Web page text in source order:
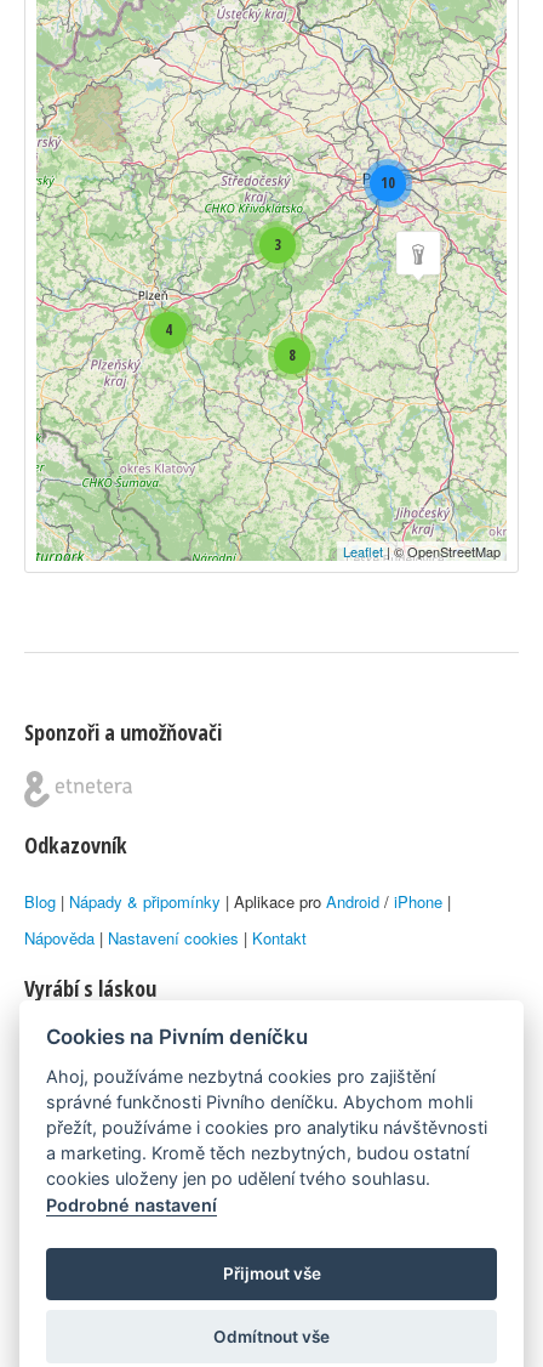
8
3
4
10
Leaflet| © OpenStreetMap
Sponzoři a umožňovači
Odkazovník
Blog | Nápady & připomínky | Aplikace pro Android / iPhone |
Nápověda | Nastavení cookies | Kontakt
Vyrábí s láskou
© 2010–2026 byLukáš Zemanaka Emka
Máme rádi
Pivní.info
Poznámka pod čarou
Pivní deníček je nezávislý zdroj, který není spjat s žádným
konkrétním pivovarem ani restaurací. Názory uživatelů nemusí nutně
reprezentovat názory tvůrců Deníčku.
Cookies na Pivním deníčku
Ahoj, používáme nezbytná cookies pro zajištění
správné funkčnosti Pivního deníčku. Abychom mohli
přežít, používáme i cookies pro analytiku návštěvnosti
a marketing. Kromě těch nezbytných, budou ostatní
cookies uloženy jen po udělení tvého souhlasu.
Podrobné nastavení
Přijmout vše
Odmítnout vše